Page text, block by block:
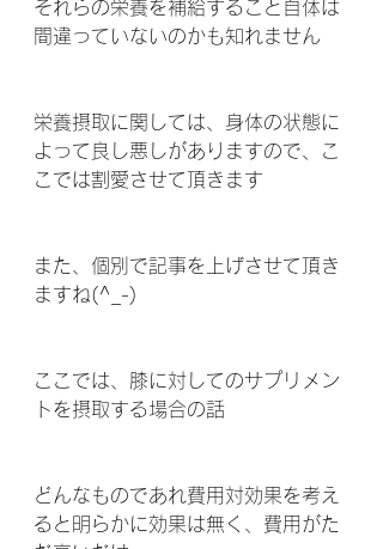
それらの栄養を補給すること自体は
間違っていないのかも知れません
栄養摂取に関しては、身体の状態に
よって良し悪しがありますので、こ
こでは割愛させて頂きます
また、個別で記事を上げさせて頂き
ますね(^_-)
ここでは、膝に対してのサプリメン
トを摂取する場合の話
どんなものであれ費用対効果を考え
ると明らかに効果は無く、費用がた